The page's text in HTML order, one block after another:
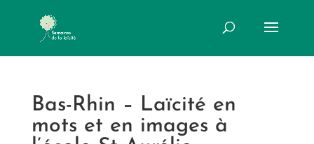
Bas-Rhin – Laïcité en
mots et en images à